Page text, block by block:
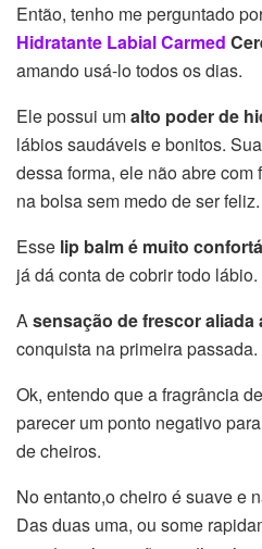
Então, tenho me perguntado
Hidratante Labial Carmed
amando usá-lo todos os dias.
Ele possui umalto poder de
lábios saudáveis e bonitos.
dessa forma, ele não abre
na bolsa sem medo de ser feliz.
Esse lip balm é muito
já dá conta de cobrir todo lábio.
Asensação de frescor aliada
conquista na primeira passada.
Ok, entendo que a fragrância
parecer um ponto negativo
de cheiros.
No entanto,o cheiro é suave e
Das duas uma, ou some